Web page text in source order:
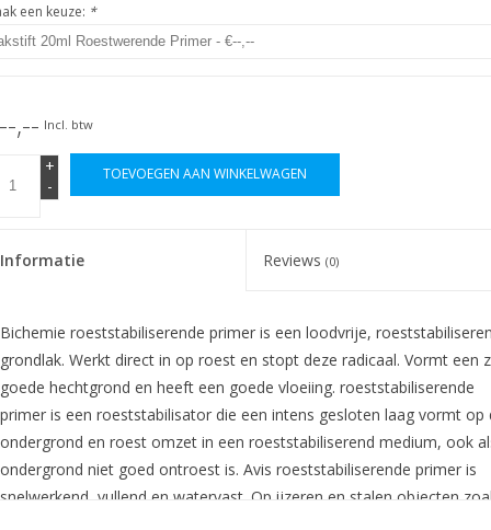
een keuze: *
,-- Incl. btw
+
-
TOEVOEGEN AAN WINKELWAGEN
Informatie Reviews (0)
Bichemie roeststabiliserende primer is een loodvrije,
grondlak. Werkt direct in op roest en stopt deze radicaal. Vormt een
goede hechtgrond en heeft een goede vloeiing. roeststabiliserende
primer is een roeststabilisator die een intens gesloten laag vormt op
ondergrond en roest omzet in een roeststabiliserend medium, ook
ondergrond niet goed ontroest is. Avis roeststabiliserende primer is
snelwerkend, vullend en watervast. Op ijzeren en stalen objecten